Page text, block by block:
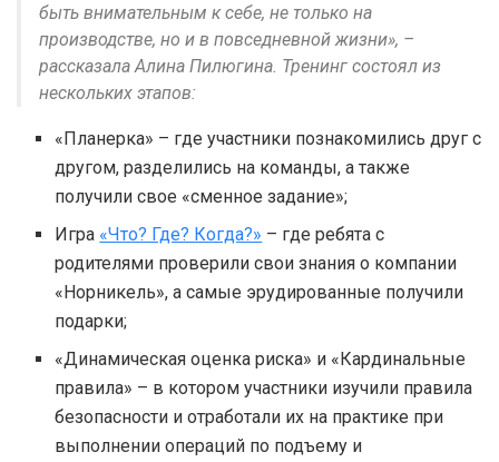
быть внимательным к себе, не только на
производстве, но и в повседневной жизни», –
рассказала Алина Пилюгина. Тренинг состоял из
нескольких этапов:
«Планерка» – где участники познакомились друг с
другом, разделились на команды, а также
получили свое «сменное задание»;
Игра «Что? Где? Когда?» – где ребята с
родителями проверили свои знания о компании
«Норникель», а самые эрудированные получили
подарки;
«Динамическая оценка риска» и «Кардинальные
правила» – в котором участники изучили правила
безопасности и отработали их на практике при
выполнении операций по подъему и